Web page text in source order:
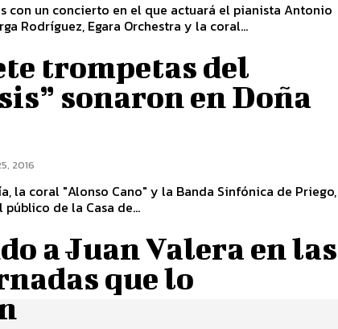
con un concierto en el que actuará el pianista Antonio
Rodríguez, Egara Orchestra y la coral...
trompetas del
sonaron en Doña
2016
la coral "Alonso Cano" y la Banda Sinfónica de Priego,
de la Casa de...
a Juan Valera en las
que lo